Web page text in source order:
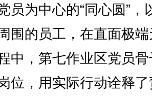
员为中心的“同心圆”，
围的员工，在直面极
中，第七作业区党员
位，用实际行动诠释